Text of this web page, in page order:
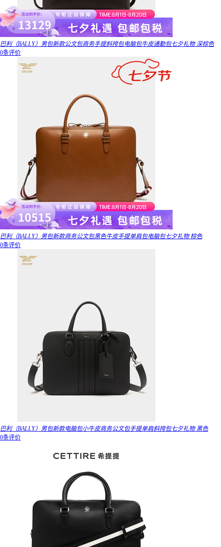
巴利（BALLY）男包新款公文包商务手提斜挎包电脑包牛皮通勤包七夕礼物 深棕色
0条评价
巴利（BALLY）男包新款商务公文包黑色牛皮手提单肩包电脑包七夕礼物 棕色
0条评价
巴利（BALLY）男包新款电脑包小牛皮商务公文包手提单肩斜挎包七夕礼物 黑色
0条评价